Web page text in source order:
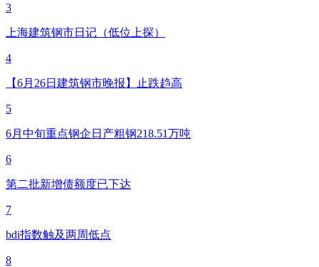
3
上海建筑钢市日记（低位上探）
4
【6月26日建筑钢市晚报】止跌趋高
5
6月中旬重点钢企日产粗钢218.51万吨
6
第二批新增债额度已下达
7
bdi指数触及两周低点
8